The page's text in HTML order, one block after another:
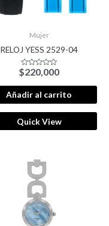
Mujer
RELOJ YESS 2529-04
Valorado
con
0
de
5
$220,000
Añadir al carrito
Quick View